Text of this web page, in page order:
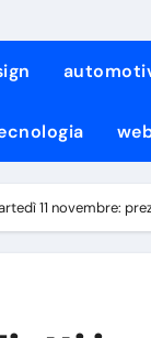
il comunicato
per chiudere
si va verso il
11 novembre: